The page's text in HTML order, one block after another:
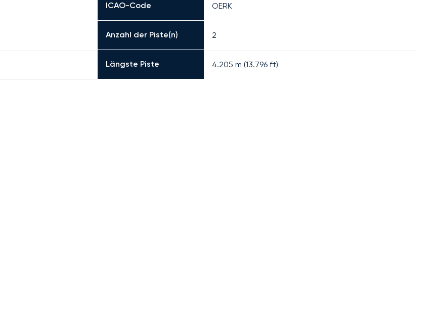
ICAO-Code OERK
Anzahl der Piste(n) 2
Längste Piste 4.205 m (13.796 ft)